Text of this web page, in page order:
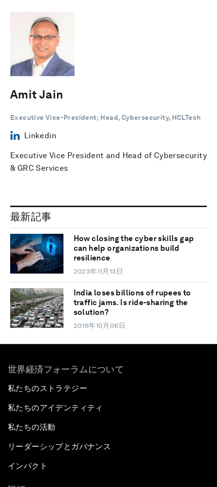
Amit Jain
Executive Vice-President; Head, Cybersecurity, HCLTech
Linkedin
Executive Vice President and Head of Cybersecurity
& GRC Services
最新記事
How closing the cyber skills gap
can help organizations build
resilience
2023年11月13日
India loses billions of rupees to
traffic jams. Is ride-sharing the
solution?
2016年10月06日
世界経済フォーラムについて
私たちのストラテジー
私たちのアイデンティティ
私たちの活動
リーダーシップとガバナンス
インパクト